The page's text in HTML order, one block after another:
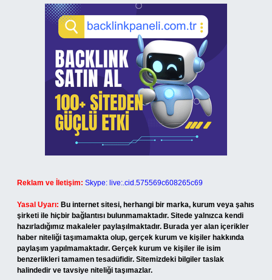
Reklam ve İletişim: Skype: live:.cid.575569c608265c69
Yasal Uyarı: Bu internet sitesi, herhangi bir marka, kurum veya şahıs
şirketi ile hiçbir bağlantısı bulunmamaktadır. Sitede yalnızca kendi
hazırladığımız makaleler paylaşılmaktadır. Burada yer alan içerikler
haber niteliği taşımamakta olup, gerçek kurum ve kişiler hakkında
paylaşım yapılmamaktadır. Gerçek kurum ve kişiler ile isim
benzerlikleri tamamen tesadüfidir. Sitemizdeki bilgiler taslak
halindedir ve tavsiye niteliği taşımazlar.